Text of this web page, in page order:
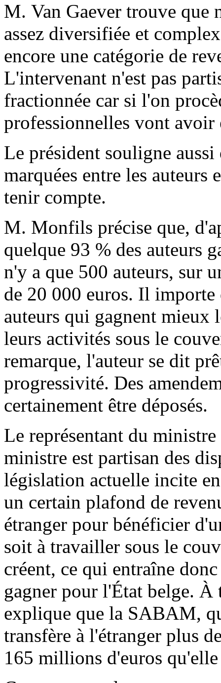
M. Van Gaever trouve que
assez diversifiée et
encore une catégorie de
L'intervenant n'est pas
fractionnée car si l'on
professionnelles vont avoir
Le président souligne
marquées entre les
tenir compte.
M. Monfils précise que,
quelque 93 % des auteurs
n'y a que 500 auteurs, sur
de 20 000 euros. Il importe
auteurs qui gagnent mieux
leurs activités sous le
remarque, l'auteur se dit
progressivité. Des
certainement être déposés.
Le représentant du
ministre est partisan des
législation actuelle incite
un certain plafond de
étranger pour bénéficier
soit à travailler sous le
créent, ce qui entraîne
gagner pour l'État belge.
explique que la SABAM,
transfère à l'étranger plus
165 millions d'euros